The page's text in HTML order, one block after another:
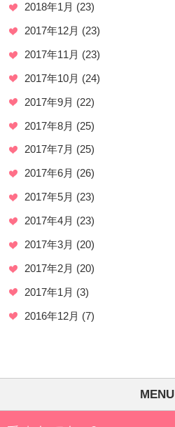
2018年1月 (23)
2017年12月 (23)
2017年11月 (23)
2017年10月 (24)
2017年9月 (22)
2017年8月 (25)
2017年7月 (25)
2017年6月 (26)
2017年5月 (23)
2017年4月 (23)
2017年3月 (20)
2017年2月 (20)
2017年1月 (3)
2016年12月 (7)
MENU